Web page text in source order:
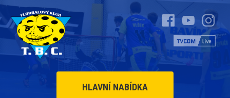
HLAVNÍ NABÍDKA